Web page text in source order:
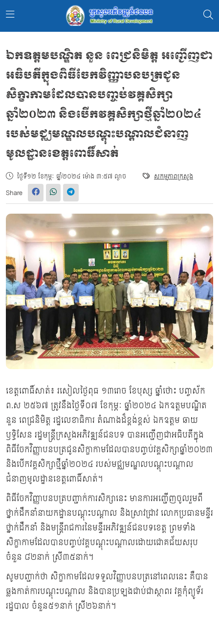
ឯកឧត្តមបណ្ឌិត នួន ពេជ្រនិមិត្ត អញ្ជើញជា
អធិបតីក្នុងពិធីចែកវិញ្ញាបនបត្រជូន
សិក្ខាកាមដែលបានបញ្ចប់វគ្គសិក្សា
ឆ្នាំ២០២៣ និងបើកវគ្គសិក្សាថ្មីឆ្នាំ២០២៤
របស់មជ្ឈមណ្ឌលបណ្តុះបណ្តាលជំនាញ
មូលដ្ឋានខេត្តពោធិ៍សាត់
ថ្ងៃទី១២ ខែកុម្ភៈ ឆ្នាំ២០២៤ ម៉ោង ៣:៥៧ ល្ងាច សកម្មភាពក្រសួង
Share
ខេត្តពោធិ៍សាត់៖ រសៀលថ្ងៃពុធ ១៣រោច ខែបុស្ស ឆ្នាំថោះ បញ្ចស័ក
ព.ស ២៥៦៧ ត្រូវនឹងថ្ងៃទី០៧ ខែកុម្ភៈ ឆ្នាំ២០២៤ ឯកឧត្តមបណ្ឌិត
នួន ពេជ្រនិមិត្ត រដ្ឋលេខាធិការ តំណាងដ៏ខ្ពង់ខ្ពស់ ឯកឧត្តម ឆាយ
ឫទ្ធិសែន រដ្ឋមន្រ្តីក្រសួងអភិវឌ្ឍន៍ជនបទ បានអញ្ជើញជាអធិបតីក្នុង
ពិធីចែកវិញ្ញាបនបត្រជូនសិក្ខាកាមដែលបានបញ្ចប់វគ្គសិក្សាឆ្នាំ២០២៣
និងបើកវគ្គសិក្សាថ្មីឆ្នាំ២០២៤ របស់មជ្ឈមណ្ឌលបណ្តុះបណ្តាល
ជំនាញមូលដ្ឋានខេត្តពោធិ៍សាត់។
ពិធីចែកវិញ្ញាបនបត្របញ្ជាក់ការសិក្សានេះ មានការអញ្ជើញចូលរួមពី
ថ្នាក់ដឹកនាំនាយកដ្ឋានបណ្តុះបណ្តាល និងស្រាវជ្រាវ លោកប្រធានមន្ទីរ
ថ្នាក់ដឹកនាំ និងមន្រ្តីរាជការនៃមន្ទីរអភិវឌ្ឍន៍ជនបទខេត្ត ព្រមទាំង
សិក្ខាកាមដែលបានបញ្ចប់វគ្គបណ្ដុះបណ្ដាលដោយជោគជ័យសរុប
ចំនួន ៨២នាក់ ស្រី៣៥នាក់។
សូមបញ្ជាក់ថា សិក្ខាកាមដែលទទួលវិញ្ញាបនបត្រនៅពេលនេះ គឺបាន
ឆ្លងកាត់ការបណ្ដុះបណ្ដាល និងបានប្រឡងជាប់ជាស្ថាពរ វគ្គកុំព្យូទ័រ
រដ្ឋបាល ចំនួន៥១នាក់ ស្រី២៦នាក់។